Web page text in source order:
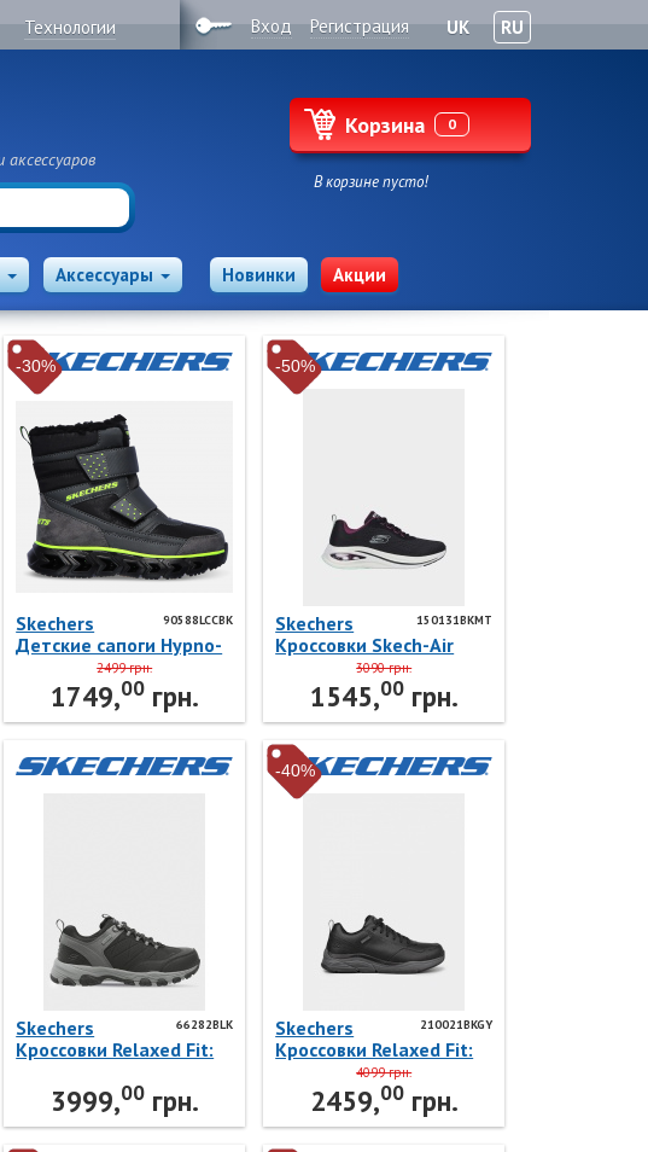
Вход Регистрация UK RU
Технологии
Корзина 0
В корзине пусто!
Аксессуары Новинки Акции
-30%
90588LCCBK
Skechers
Детские сапоги Hypno-
flash 2.0-Street Breeze
90588LCCBK Skechers
2499 грн.
1749,00грн.
-50%
150131BKMT
Skechers
Кроссовки Skech-Air
Meta 150131BKMT
Skechers
3090 грн.
1545,00грн.
66282BLK
Skechers
Кроссовки Relaxed Fit:
66282BLK Skechers
3999,00грн.
-40%
210021BKGY
Skechers
Кроссовки Relaxed Fit:
Benago - Hombre
210021BKGY Skechers
4099 грн.
2459,00грн.